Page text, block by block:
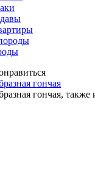
гончая
гончая, также